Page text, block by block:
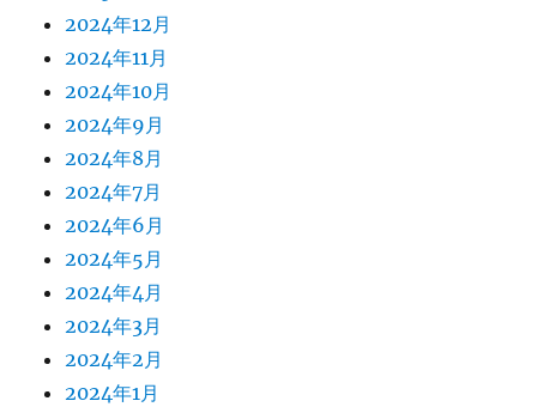
2024年12月
2024年11月
2024年10月
2024年9月
2024年8月
2024年7月
2024年6月
2024年5月
2024年4月
2024年3月
2024年2月
2024年1月